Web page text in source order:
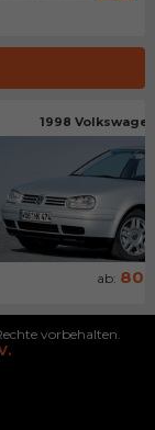
1998
ab: 800
vorbehalten.